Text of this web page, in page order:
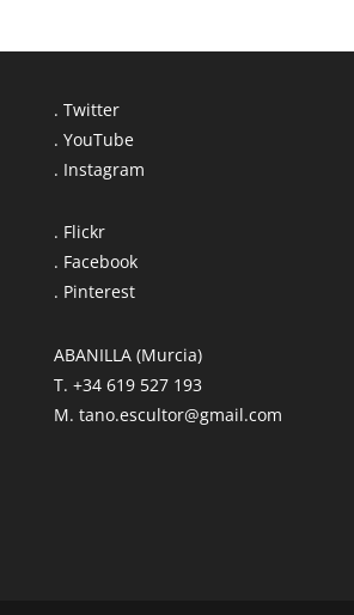
. Twitter
. YouTube
. Instagram
. Flickr
. Facebook
. Pinterest
ABANILLA (Murcia)
T. +34 619 527 193
M. tano.escultor@gmail.com